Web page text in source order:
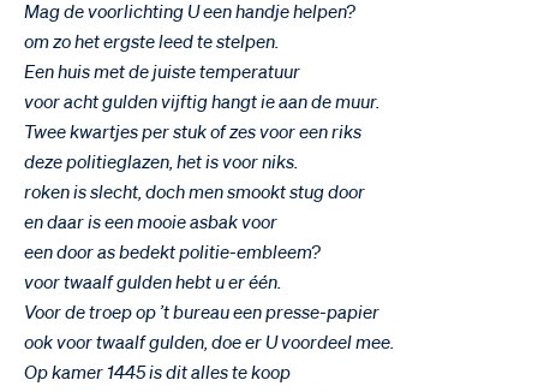
Mag de voorlichting U een handje helpen?
om zo het ergste leed te stelpen.
Een huis met de juiste temperatuur
voor acht gulden vijftig hangt ie aan de muur.
Twee kwartjes per stuk of zes voor een riks
deze politieglazen, het is voor niks.
roken is slecht, doch men smookt stug door
en daar is een mooie asbak voor
een door as bedekt politie-embleem?
voor twaalf gulden hebt u er één.
Voor de troep op ’t bureau een presse-papier
ook voor twaalf gulden, doe er U voordeel mee.
Op kamer 1445 is dit alles te koop